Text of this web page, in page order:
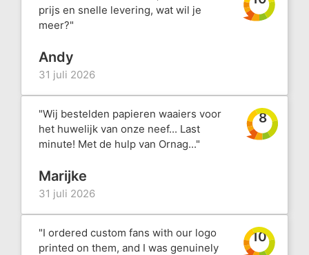
prijs en snelle levering, wat wil je
meer?"
Andy
31 juli 2026
"Wij bestelden papieren waaiers voor
het huwelijk van onze neef... Last
minute! Met de hulp van Ornag..."
8
Marijke
31 juli 2026
"I ordered custom fans with our logo
printed on them, and I was genuinely
10